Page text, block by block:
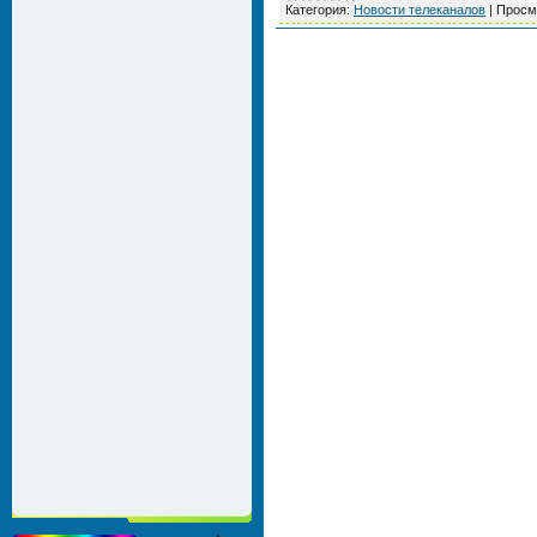
Категория: Новости телеканалов |